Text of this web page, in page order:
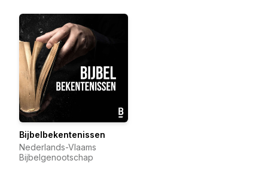
Bijbelbekentenissen
Nederlands-Vlaams
Bijbelgenootschap